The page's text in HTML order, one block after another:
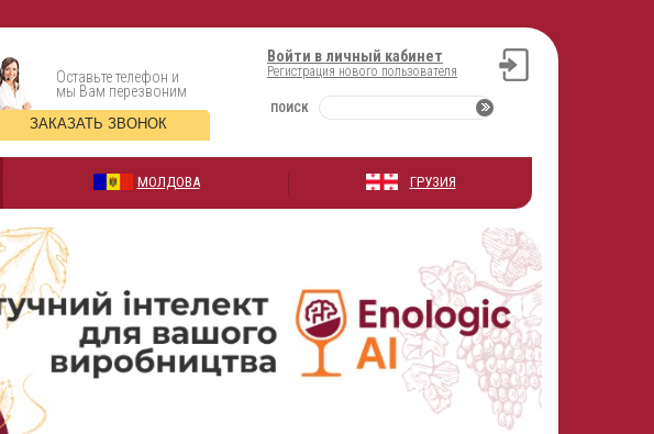
Войти в личный кабинет
Регистрация нового пользователя
ПОИСК
Оставьте телефон и
мы Вам перезвоним
ЗАКАЗАТЬ ЗВОНОК
МОЛДОВА ГРУЗИЯ